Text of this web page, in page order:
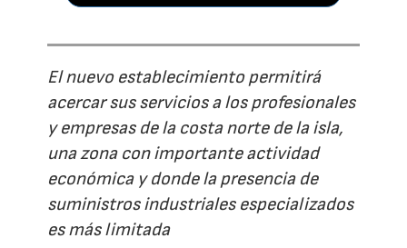
El nuevo establecimiento permitirá
acercar sus servicios a los profesionales
y empresas de la costa norte de la isla,
una zona con importante actividad
económica y donde la presencia de
suministros industriales especializados
es más limitada